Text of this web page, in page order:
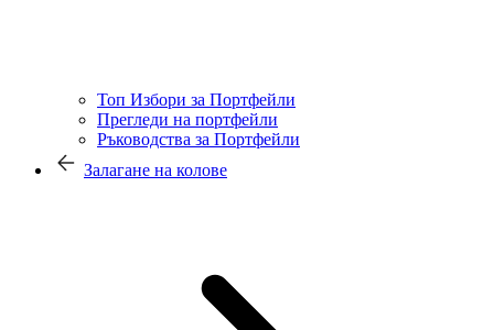
Топ Избори за Портфейли
Прегледи на портфейли
Ръководства за Портфейли
Залагане на колове